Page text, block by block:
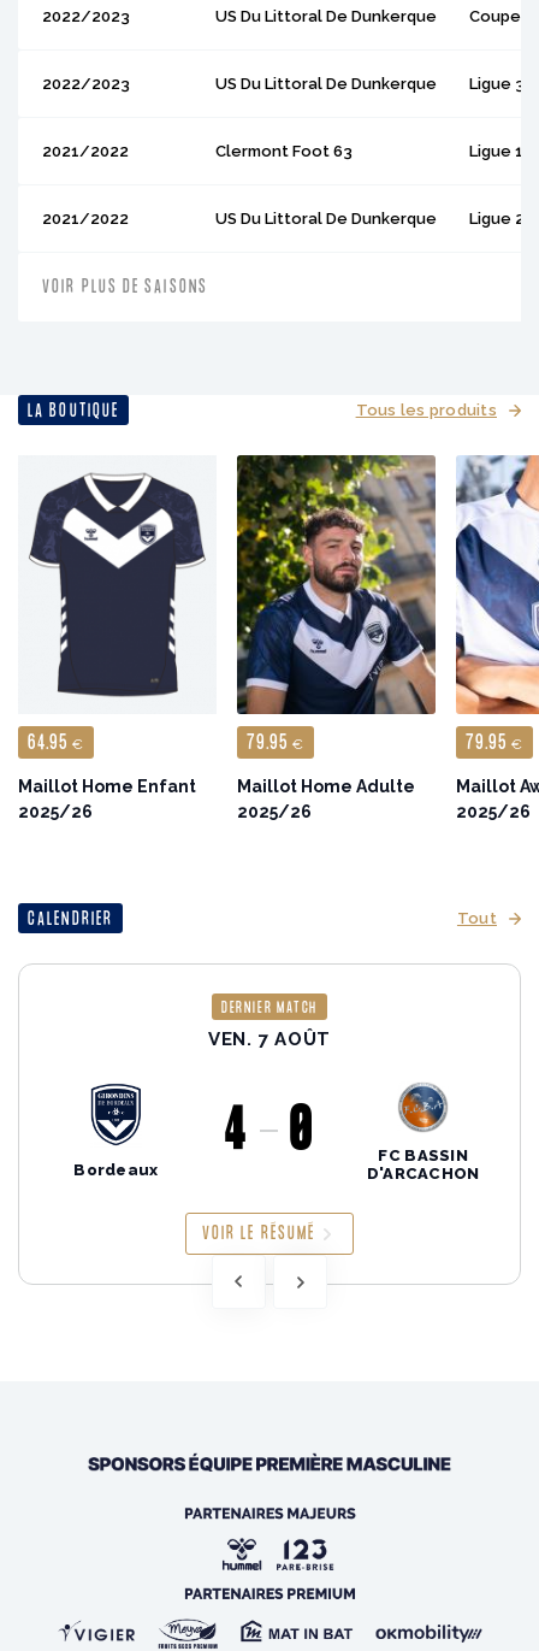
2022/2023 US Du Littoral De Dunkerque Coupe
2022/2023 US Du Littoral De Dunkerque Ligue 3
2021/2022 Clermont Foot 63 Ligue 1
2021/2022 US Du Littoral De Dunkerque Ligue 2
VOIR PLUS DE SAISONS
LA BOUTIQUE Tous les produits
64.95 €
Maillot Home Enfant
2025/26
79.95 €
Maillot Home Adulte
2025/26
79.95 €
Maillot
2025/26
CALENDRIER Tout
DERNIER MATCH
VEN. 7 AOÛT
Bordeaux
4 0
FC BASSIN
D'ARCACHON
VOIR LE RÉSUMÉ